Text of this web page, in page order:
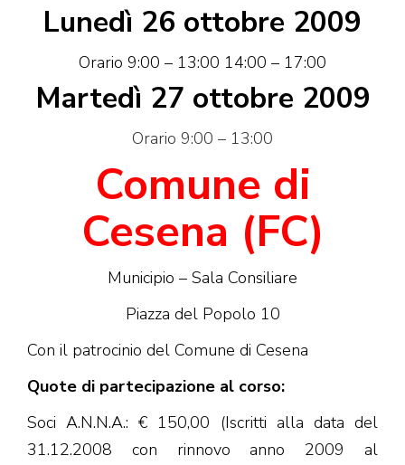
Lunedì 26 ottobre 2009
Orario 9:00 – 13:00 14:00 – 17:00
Martedì 27 ottobre 2009
Orario 9:00 – 13:00
Comune di
Cesena (FC)
Municipio – Sala Consiliare
Piazza del Popolo 10
Con il patrocinio del Comune di Cesena
Quote di partecipazione al corso:
Soci A.N.N.A.: € 150,00 (Iscritti alla data del
31.12.2008 con rinnovo anno 2009 al